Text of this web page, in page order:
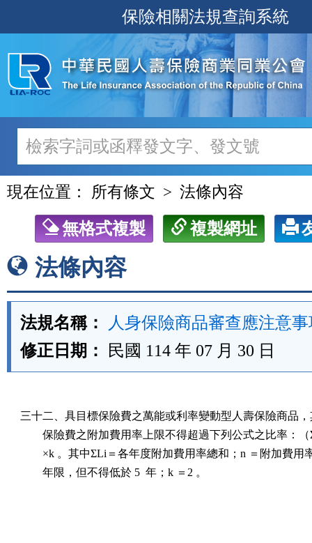
至
主
內
容
保險相關法規查詢系統
現在位置： 所有條文 法條內容
無格式複製 複製網址
法條內容
法規名稱：
人身保險商品審查應注意
修正日期：
民國 114 年 07 月 30 日
三十二、具目標保險費之萬能或利率變動型人壽保險商品
保險費之附加費用率上限不得超過下列公式之比率：（
×k 。其中ΣLi＝各年度附加費用率總和；n ＝附加費用
        年限，但不得低於 5  年；k ＝2 。